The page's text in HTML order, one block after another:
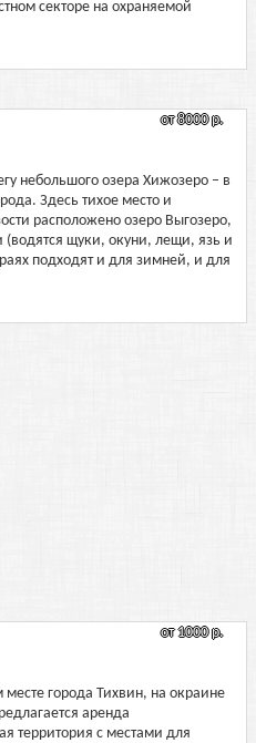
секторе на охраняемой
от 8000 р.
небольшого озера Хижозеро – в
Здесь тихое место и
расположено озеро Выгозеро,
щуки, окуни, лещи, язь и
подходят и для зимней, и для
от 1000 р.
города Тихвин, на окраине
аренда
территория с местами для